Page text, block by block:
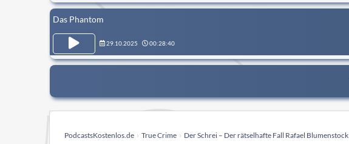
Das Phantom
29.10.2025 00:28:40
PodcastsKostenlos.de True Crime Der Schrei – Der rätselhafte Fall Rafael Blumenstock